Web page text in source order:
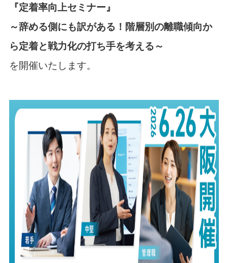
『定着率向上セミナー』
～辞める側にも訳がある！階層別の離職傾向か
ら定着と戦力化の打ち手を考える～
を開催いたします。